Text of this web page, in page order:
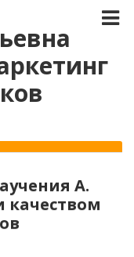
А.
качеством